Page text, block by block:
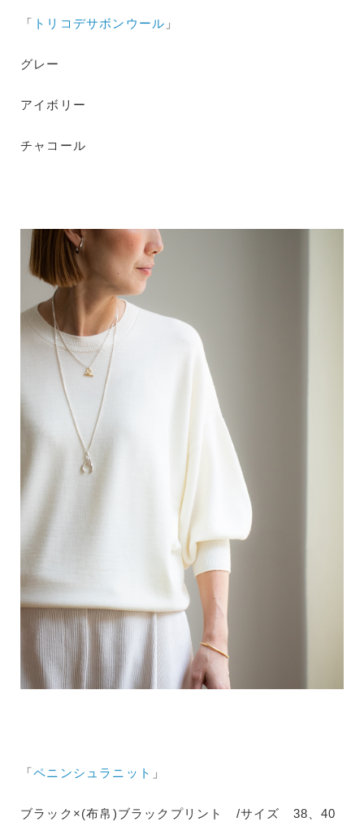
「 トリコデサボンウール 」
グレー
アイボリー
チャコール
「ペニンシュラニット 」
ブラック×(布帛)ブラックプリント /サイズ 38、40